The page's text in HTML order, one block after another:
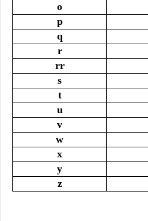
o
p
q
r
rr
s
t
u
v
w
x
y
z